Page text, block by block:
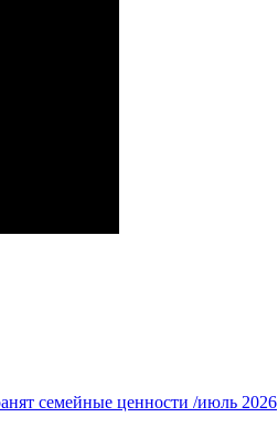
семейные ценности /июль 2026